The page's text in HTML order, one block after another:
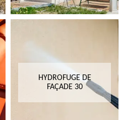
HYDROFUGE DE
FAÇADE 30